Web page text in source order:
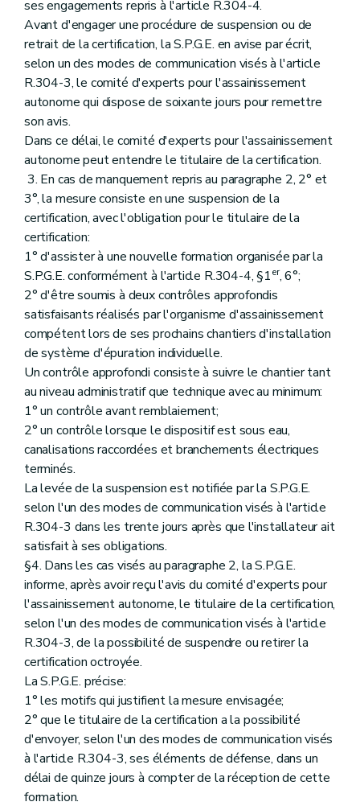
ses engagements repris à l'article R.304-4.
Avant d'engager une procédure de suspension ou de
retrait de la certification, la S.P.G.E. en avise par écrit,
selon un des modes de communication visés à l'article
R.304-3, le comité d'experts pour l'assainissement
autonome qui dispose de soixante jours pour remettre
son avis.
Dans ce délai, le comité d'experts pour l'assainissement
autonome peut entendre le titulaire de la certification.
3. En cas de manquement repris au paragraphe 2, 2° et
3°, la mesure consiste en une suspension de la
certification, avec l'obligation pour le titulaire de la
certification:
1° d'assister à une nouvelle formation organisée par la
S.P.G.E. conformément à l'article R.304-4, §1er, 6°;
2° d'être soumis à deux contrôles approfondis
satisfaisants réalisés par l'organisme d'assainissement
compétent lors de ses prochains chantiers d'installation
de système d'épuration individuelle.
Un contrôle approfondi consiste à suivre le chantier tant
au niveau administratif que technique avec au minimum:
1° un contrôle avant remblaiement;
2° un contrôle lorsque le dispositif est sous eau,
canalisations raccordées et branchements électriques
terminés.
La levée de la suspension est notifiée par la S.P.G.E.
selon l'un des modes de communication visés à l'article
R.304-3 dans les trente jours après que l'installateur ait
satisfait à ses obligations.
§4. Dans les cas visés au paragraphe 2, la S.P.G.E.
informe, après avoir reçu l'avis du comité d'experts pour
l'assainissement autonome, le titulaire de la certification,
selon l'un des modes de communication visés à l'article
R.304-3, de la possibilité de suspendre ou retirer la
certification octroyée.
La S.P.G.E. précise:
1° les motifs qui justifient la mesure envisagée;
2° que le titulaire de la certification a la possibilité
d'envoyer, selon l'un des modes de communication visés
à l'article R.304-3, ses éléments de défense, dans un
délai de quinze jours à compter de la réception de cette
formation.